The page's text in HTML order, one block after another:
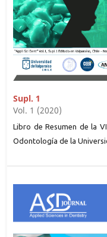
Supl. 1
Vol. 1 (2020)
Libro de Resumen de la
Odontología de la